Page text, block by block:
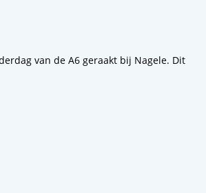
van de A6 geraakt bij Nagele. Dit